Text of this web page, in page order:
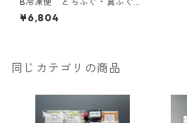
セット
¥6,804
同じカテゴリの商品